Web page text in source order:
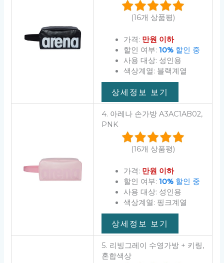
(16개 상품평)
가격: 만원 이하
할인 여부: 10%할인 중
사용 대상: 성인용
색상계열: 블랙계열
상세정보 보기
4. 아레나 손가방 A3AC1AB02,
PNK
(16개 상품평)
가격: 만원 이하
할인 여부: 10%할인 중
사용 대상: 성인용
색상계열: 핑크계열
상세정보 보기
5. 리빙그레이 수영가방 + 키링,
혼합색상